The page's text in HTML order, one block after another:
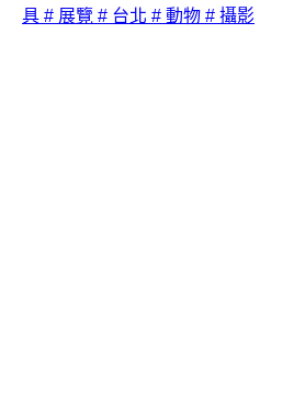
具 # 展覽 # 台北 # 動物 # 攝影